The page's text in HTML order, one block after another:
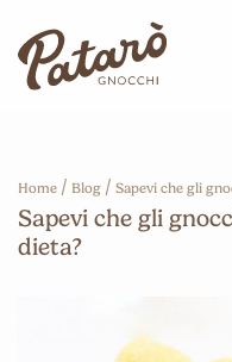
Home / Blog / Sapevi che gli
Sapevi che gli
dieta?